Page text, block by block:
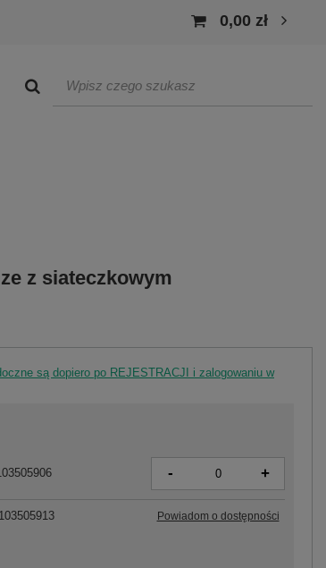
0,00 zł
z siateczkowym
są dopiero po REJESTRACJI i zalogowaniu w
- +
Powiadom o dostępności